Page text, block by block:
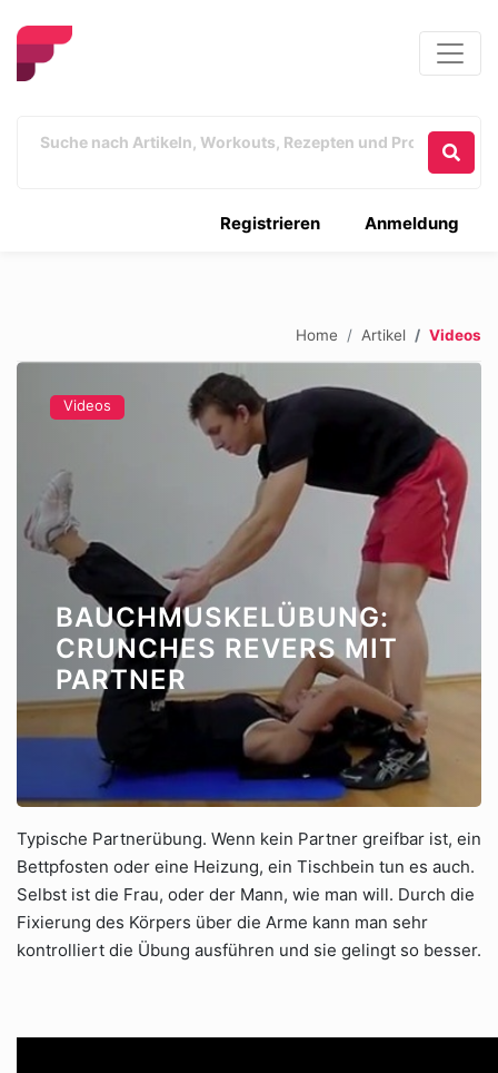
Anmeldung
Registrieren
Home Artikel Videos
Videos
BAUCHMUSKELÜBUNG:
CRUNCHES REVERS MIT
PARTNER
Typische Partnerübung. Wenn kein Partner greifbar ist, ein
Bettpfosten oder eine Heizung, ein Tischbein tun es auch.
Selbst ist die Frau, oder der Mann, wie man will. Durch die
Fixierung des Körpers über die Arme kann man sehr
kontrolliert die Übung ausführen und sie gelingt so besser.